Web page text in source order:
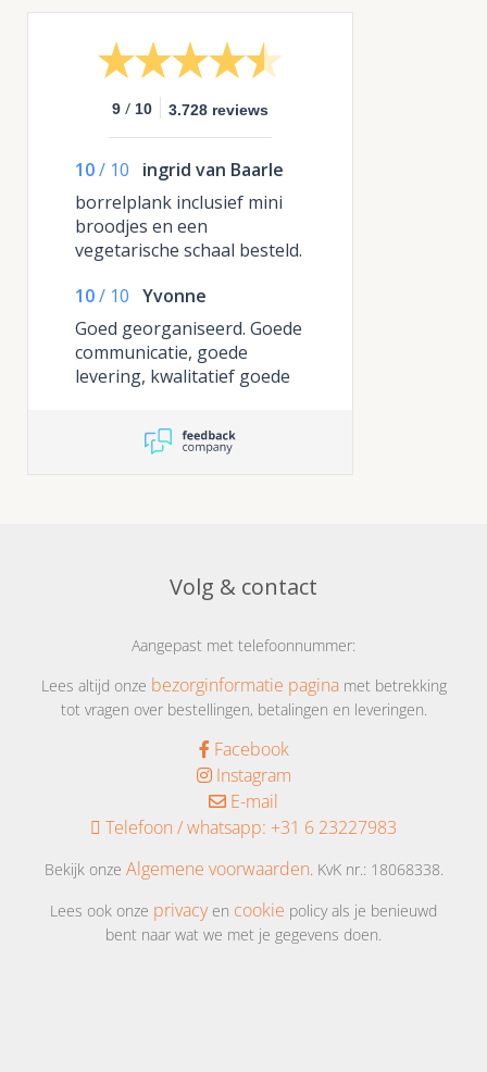
9 / 10 3.728 reviews
10/ 10
ingrid van Baarle
borrelplank inclusief mini
broodjes en een
vegetarische schaal besteld.
10/ 10 Yvonne
Goed georganiseerd. Goede
communicatie, goede
levering, kwalitatief goede
tussen prijs en product
Volg & contact
Aangepast met telefoonnummer:
Lees altijd onze bezorginformatie paginamet betrekking
tot vragen over bestellingen, betalingen en leveringen.
Facebook
Instagram
E-mail
Telefoon / whatsapp: +31 6 23227983
Bekijk onze Algemene voorwaarden . KvK nr.: 18068338.
Lees ook onze privacyen cookie policy als je benieuwd
bent naar wat we met je gegevens doen.